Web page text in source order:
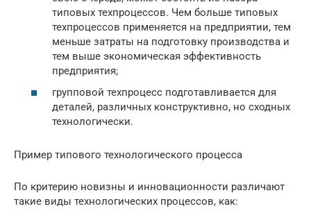
типовых техпроцессов. Чем больше типовых
техпроцессов применяется на предприятии, тем
меньше затраты на подготовку производства и
тем выше экономическая эффективность
предприятия;
групповой техпроцесс подготавливается для
деталей, различных конструктивно, но сходных
технологически.
Пример типового технологического процесса
По критерию новизны и инновационности различают
такие виды технологических процессов, как: